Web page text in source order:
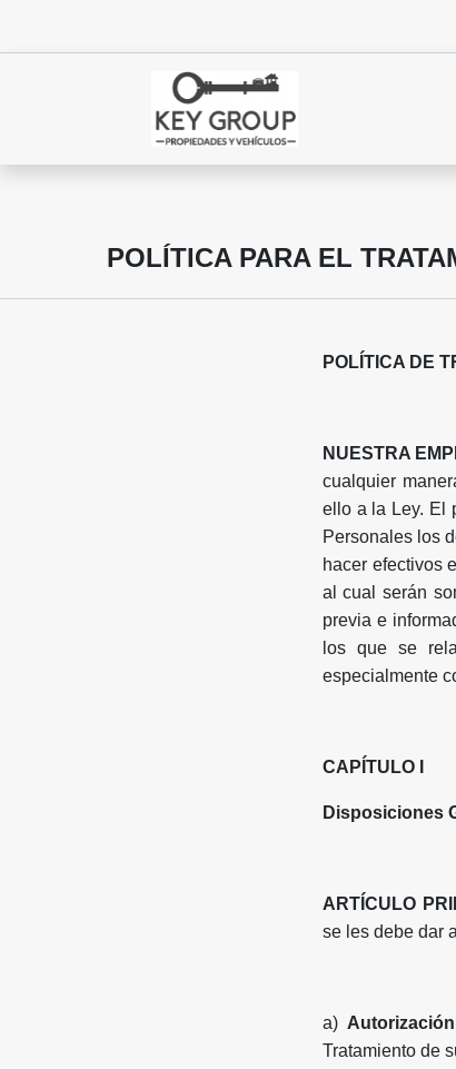
POLÍTICA PARA EL
POLÍTICA DE
NUESTRA
cualquier
ello a la Ley. El
Personales los
hacer efectivos
al cual serán
previa e
los que se
especialmente
CAPÍTULO I
Disposiciones
ARTÍCULO
se les debe dar
a)
Tratamiento de